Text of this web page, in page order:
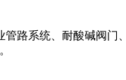
路系统、耐酸碱阀